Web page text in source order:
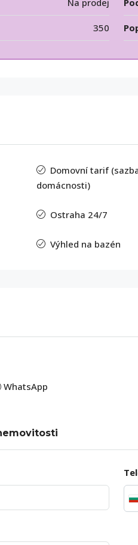
Na prodej
350
Domovní tarif
domácnosti)
Ostraha 24/7
Výhled na bazén
WhatsApp